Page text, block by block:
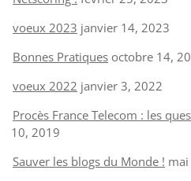
voeux 2023 janvier 14, 2023
Bonnes Pratiques octobre 14,
voeux 2022 janvier 3, 2022
Procès France Telecom : les
10, 2019
Sauver les blogs du Monde !